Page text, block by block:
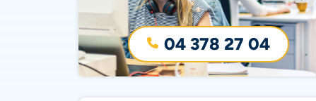
04 378 27 04